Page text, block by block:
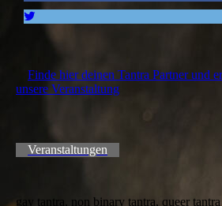
Finde hier deinen Tantra Partner und
unsere Veranstaltung
Veranstaltungen
gay tantra, non binary tantra, queer